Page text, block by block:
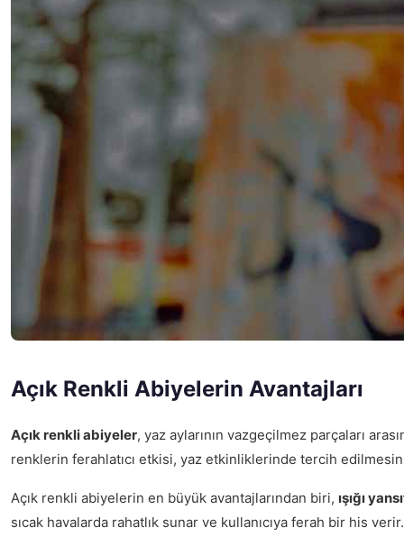
Açık Renkli Abiyelerin Avantajları
Açık renkli abiyeler, yaz aylarının vazgeçilmez parçaları
renklerin ferahlatıcı etkisi, yaz etkinliklerinde tercih
Açık renkli abiyelerin en büyük avantajlarından biri, ışığı
sıcak havalarda rahatlık sunar ve kullanıcıya ferah bir his verir.